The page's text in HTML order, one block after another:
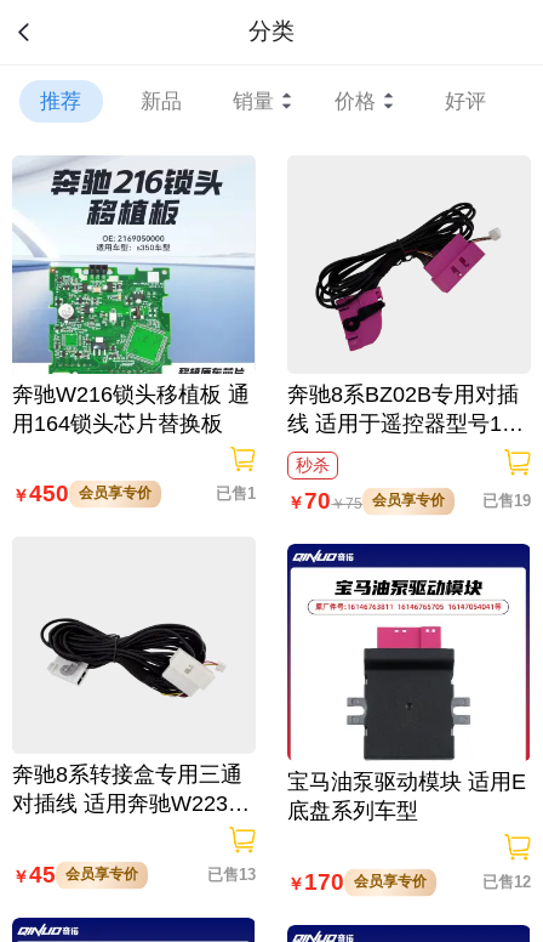
分类
推荐 新品 销量 价格 好评
奔驰W216锁头移植板 通
用164锁头芯片替换板
￥450 会员享专价 已售1
奔驰8系转接盒专用三通
对插线 适用奔驰W223/2
06底盘，FBS4-14年至今
的，176/177车型
￥45 会员享专价 已售13
奔驰8系BZ02B专用对插
线 适用于遥控器型号17
6/177或大连屏车型
秒杀
￥70￥75 会员享专价 已售19
宝马油泵驱动模块 适用E
底盘系列车型
￥170 会员享专价 已售12